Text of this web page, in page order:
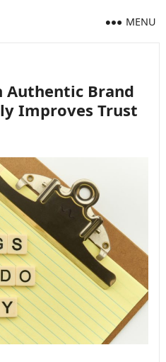
MENU
Authentic Brand
Improves Trust